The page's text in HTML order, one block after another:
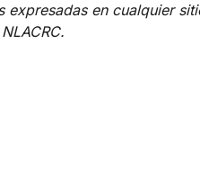
en cualquier